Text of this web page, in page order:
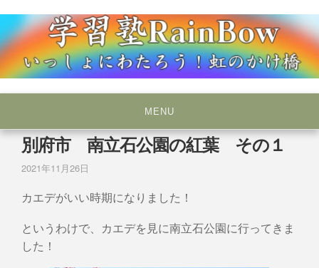
to
content
学習塾RainBow
MENU
別府市 南立石公園の紅葉 その１
2021年11月26日
カエデがいい時期になりました！
というわけで、カエデを見に南立石公園に行ってきま
した！